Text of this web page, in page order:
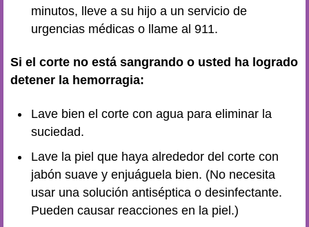
minutos, lleve a su hijo a un servicio de
urgencias médicas o llame al 911.
Si el corte no está sangrando o usted ha logrado
detener la hemorragia:
Lave bien el corte con agua para eliminar la
suciedad.
Lave la piel que haya alrededor del corte con
jabón suave y enjuáguela bien. (No necesita
usar una solución antiséptica o desinfectante.
Pueden causar reacciones en la piel.)